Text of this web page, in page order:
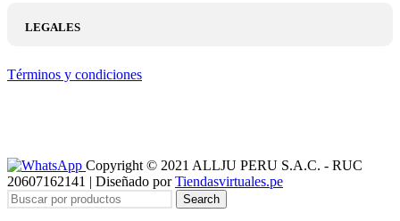
LEGALES
Términos y condiciones
Copyright © 2021 ALLJU PERU S.A.C. - RUC
20607162141 | Diseñado porTiendasvirtuales.pe
Search